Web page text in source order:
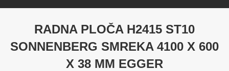
RADNA PLOČA H2415 ST10
SONNENBERG SMREKA 4100 X 600
X 38 MM EGGER